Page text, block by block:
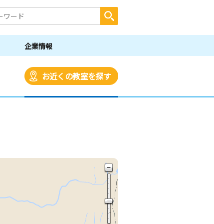
企業情報
お近くの教室を探す